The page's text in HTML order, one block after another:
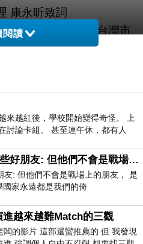
康永昕致詞
大信集團在台灣市
PmB在技術與產品上
雙方將在產品供應、技
展開全方位合作，共同
、可持續發展的建築環
太區執行董事總經理Mr,
CPG APAC大中華
致詞(右）
信集團」康信豊康董事
和Pitchmastic PmB的代
閱讀
來越紅後，學校開始變得奇怪。 上
討論卡組。 甚至連午休，都有人
我們在國外留學時會結交一些好朋友: 但他們不會是戰場上的朋友
: 但他們不會是戰場上的朋友， 是
家永遠都是我們的倚
進越來越難Match的三觀
闆的影片 這部還蠻推薦的 但 我發現